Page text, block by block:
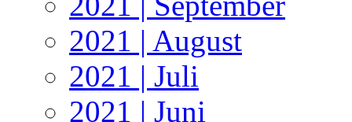
2021 | August
2021 | Juli
2021 | Juni